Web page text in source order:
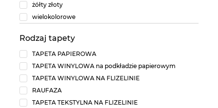
żółty złoty
wielokolorowe
Rodzaj tapety
TAPETA PAPIEROWA
TAPETA WINYLOWA na podkładzie papierowym
TAPETA WINYLOWA NA FLIZELINIE
RAUFAZA
TAPETA TEKSTYLNA NA FLIZELINIE